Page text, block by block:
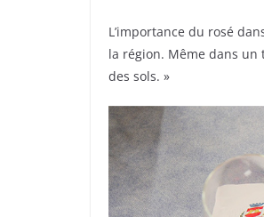
L’importance du rosé
la région. Même dans
des sols. »